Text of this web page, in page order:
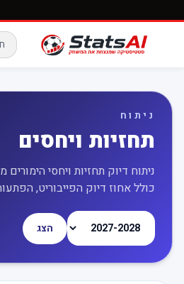
ניתוח
תחזיות ויחסים
ניתוח דיוק תחזיות ויחסי הימורים
כולל אחוז דיוק הפייבוריט,
הצג